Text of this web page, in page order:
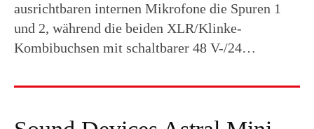
ausrichtbaren internen Mikrofone die Spuren 1
und 2, während die beiden XLR/Klinke-
Kombibuchsen mit schaltbarer 48 V-/24…